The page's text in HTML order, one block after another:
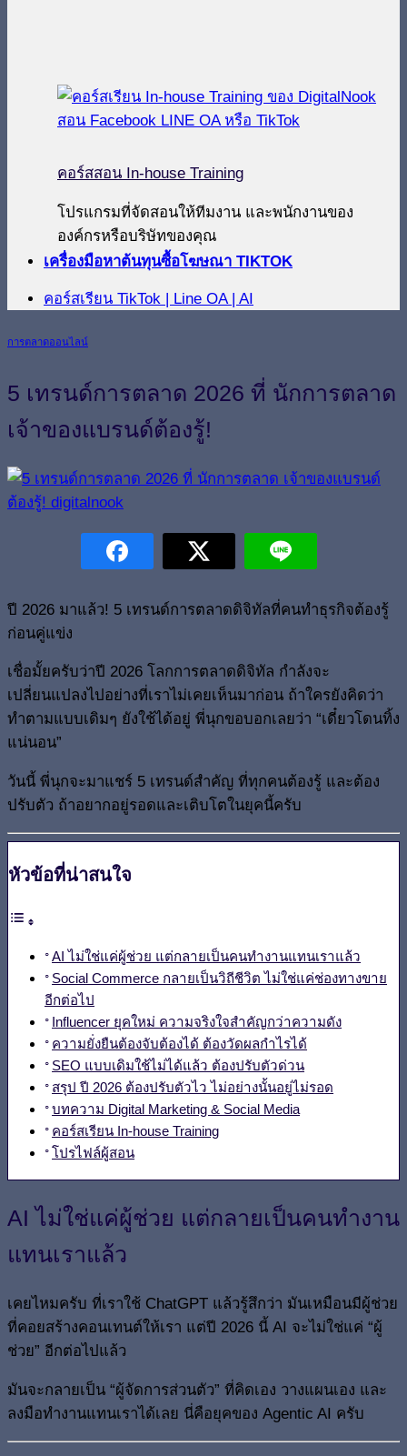
คอร์สสอน In-house Training
โปรแกรมที่จัดสอนให้ทีมงาน และพนักงานของ
องค์กรหรือบริษัทของคุณ
เครื่องมือหาต้นทุนซื้อโฆษณา TIKTOK
คอร์สเรียน TikTok | Line OA | AI
การตลาดออนไลน์
5 เทรนด์การตลาด 2026 ที่ นักการตลาด
เจ้าของแบรนด์ต้องรู้!
ปี 2026 มาแล้ว! 5 เทรนด์การตลาดดิจิทัลที่คนทำธุรกิจต้องรู้
ก่อนคู่แข่ง
เชื่อมั้ยครับว่าปี 2026 โลกการตลาดดิจิทัล กำลังจะ
เปลี่ยนแปลงไปอย่างที่เราไม่เคยเห็นมาก่อน ถ้าใครยังคิดว่า
ทำตามแบบเดิมๆ ยังใช้ได้อยู่ พี่นุกขอบอกเลยว่า “เดี๋ยวโดนทิ้ง
แน่นอน”
วันนี้ พี่นุกจะมาแชร์ 5 เทรนด์สำคัญ ที่ทุกคนต้องรู้ และต้อง
ปรับตัว ถ้าอยากอยู่รอดและเติบโตในยุคนี้ครับ
หัวข้อที่น่าสนใจ
AI ไม่ใช่แค่ผู้ช่วย แต่กลายเป็นคนทำงานแทนเราแล้ว
Social Commerce กลายเป็นวิถีชีวิต ไม่ใช่แค่ช่องทางขาย
อีกต่อไป
Influencer ยุคใหม่ ความจริงใจสำคัญกว่าความดัง
ความยั่งยืนต้องจับต้องได้ ต้องวัดผลกำไรได้
SEO แบบเดิมใช้ไม่ได้แล้ว ต้องปรับตัวด่วน
สรุป ปี 2026 ต้องปรับตัวไว ไม่อย่างนั้นอยู่ไม่รอด
บทความ Digital Marketing & Social Media
คอร์สเรียน In-house Training
โปรไฟล์ผู้สอน
AI ไม่ใช่แค่ผู้ช่วย แต่กลายเป็นคนทำงาน
แทนเราแล้ว
เคยไหมครับ ที่เราใช้ ChatGPT แล้วรู้สึกว่า มันเหมือนมีผู้ช่วย
ที่คอยสร้างคอนเทนต์ให้เรา แต่ปี 2026 นี้ AI จะไม่ใช่แค่ “ผู้
ช่วย” อีกต่อไปแล้ว
มันจะกลายเป็น “ผู้จัดการส่วนตัว” ที่คิดเอง วางแผนเอง และ
ลงมือทำงานแทนเราได้เลย นี่คือยุคของ Agentic AI ครับ